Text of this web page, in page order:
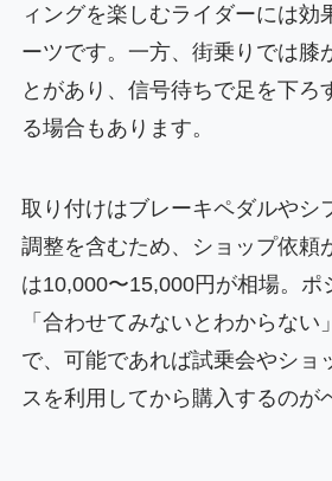
ィングを楽しむライダーには効
ーツです。一方、街乗りでは膝
とがあり、信号待ちで足を下ろ
る場合もあります。
取り付けはブレーキペダルやシ
調整を含むため、ショップ依頼
は10,000〜15,000円が相場。ポ
「合わせてみないとわからない
で、可能であれば試乗会やショ
スを利用してから購入するのが